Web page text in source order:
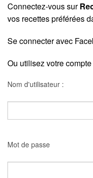
Connectez-vous sur
vos recettes préférées
Se connecter avec
Ou utilisez votre
Nom d'utilisateur :
Mot de passe